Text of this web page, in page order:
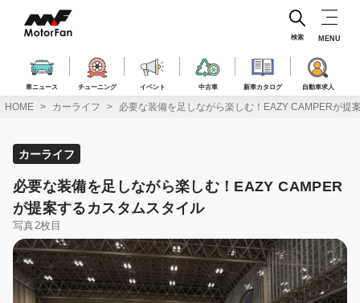
ス
車ニュース チューニング イベント 中古車 新車カタログ 自動車求人
検索 MENU
HOME カーライフ 必要な装備を足しながら楽しむ！EAZY CAMPERが提
カーライフ
必要な装備を足しながら楽しむ！EAZY CAMPER
が提案するカスタムスタイル
写真2枚目